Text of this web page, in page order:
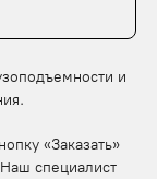
и
«Заказать»
специалист